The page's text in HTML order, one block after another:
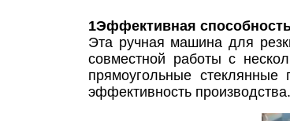
1Эффективная
Эта ручная машина для
совместной работы с
прямоугольные
эффективность производства.